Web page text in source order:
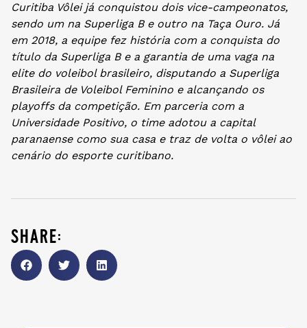
Curitiba Vôlei já conquistou dois vice-campeonatos,
sendo um na Superliga B e outro na Taça Ouro. Já
em 2018, a equipe fez história com a conquista do
título da Superliga B e a garantia de uma vaga na
elite do voleibol brasileiro, disputando a Superliga
Brasileira de Voleibol Feminino e alcançando os
playoffs da competição. Em parceria com a
Universidade Positivo, o time adotou a capital
paranaense como sua casa e traz de volta o vôlei ao
cenário do esporte curitibano.
share: